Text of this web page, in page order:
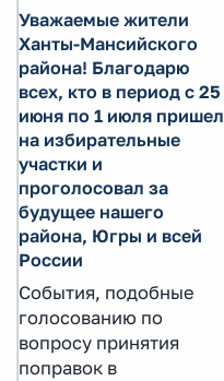
Уважаемые жители
Ханты-Мансийского
района! Благодарю
всех, кто в период с 25
июня по 1 июля пришел
на избирательные
участки и
проголосовал за
будущее нашего
района, Югры и всей
России
События, подобные
голосованию по
вопросу принятия
поправок в